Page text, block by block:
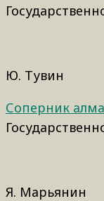
Ю. Тувин
Соперник
Я. Марьянин